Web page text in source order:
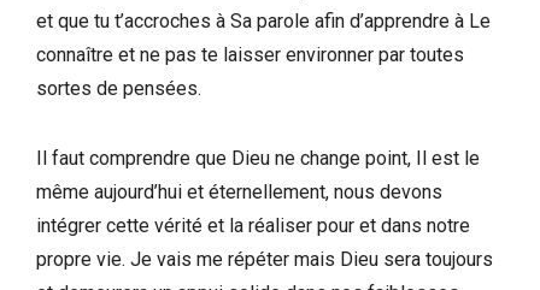
et que tu t’accroches à Sa parole afin d’apprendre à Le
connaître et ne pas te laisser environner par toutes
sortes de pensées.
Il faut comprendre que Dieu ne change point, Il est le
même aujourd’hui et éternellement, nous devons
intégrer cette vérité et la réaliser pour et dans notre
propre vie. Je vais me répéter mais Dieu sera toujours